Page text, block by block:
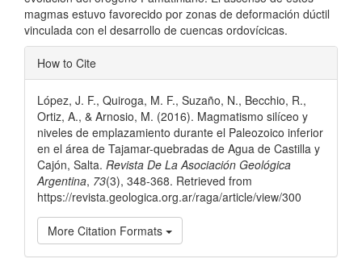
magmas estuvo favorecido por zonas de deformación dúctil
vinculada con el desarrollo de cuencas ordovícicas.
Article
Details
How to Cite
López, J. F., Quiroga, M. F., Suzaño, N., Becchio, R.,
Ortiz, A., & Arnosio, M. (2016). Magmatismo silíceo y
niveles de emplazamiento durante el Paleozoico inferior
en el área de Tajamar-quebradas de Agua de Castilla y
Cajón, Salta. Revista De La Asociación Geológica
Argentina, 73(3), 348-368. Retrieved from
https://revista.geologica.org.ar/raga/article/view/300
More Citation Formats